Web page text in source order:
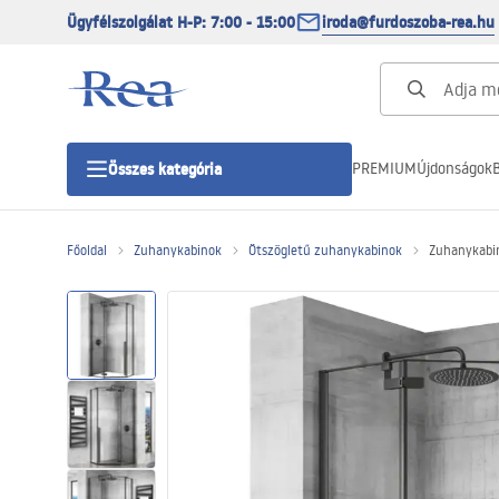
Ügyfélszolgálat H-P: 7:00 - 15:00 iroda@furdoszoba-rea.hu
Összes kategória
Zuhanyajtó
Zuhanytálcák
Zuhanylefolyók
PREMIUMÚjdonságok
Főoldal Zuhanykabinok Ötszögletű zuhanykabinok